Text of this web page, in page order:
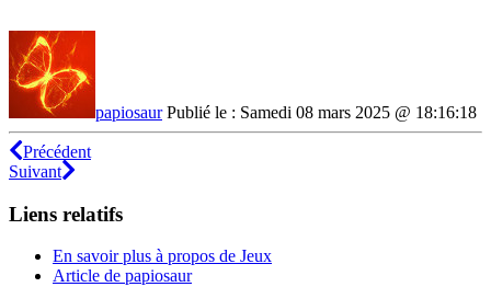
papiosaurPublié le : Samedi 08 mars 2025 @ 18:16:18
Précédent
Suivant
Liens relatifs
En savoir plus à propos de Jeux
Article de papiosaur